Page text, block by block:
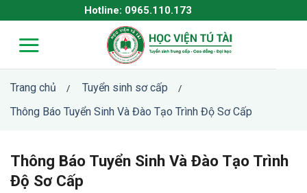
to
content
Hotline: 0965.110.173
Trang chủ / Tuyển sinh sơ cấp /
Thông Báo Tuyển Sinh Và Đào Tạo Trình Độ Sơ Cấp
Thông Báo Tuyển Sinh Và Đào Tạo Trình
Độ Sơ Cấp